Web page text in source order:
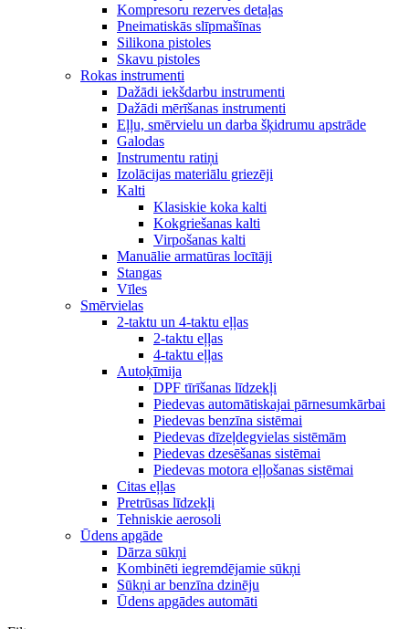
Kompresoru rezerves detaļas
Pneimatiskās slīpmašīnas
Silikona pistoles
Skavu pistoles
Rokas instrumenti
Dažādi iekšdarbu instrumenti
Dažādi mērīšanas instrumenti
Eļļu, smērvielu un darba šķidrumu apstrāde
Galodas
Instrumentu ratiņi
Izolācijas materiālu griezēji
Kalti
Klasiskie koka kalti
Kokgriešanas kalti
Virpošanas kalti
Manuālie armatūras locītāji
Stangas
Vīles
Smērvielas
2-taktu un 4-taktu eļļas
2-taktu eļļas
4-taktu eļļas
Autoķīmija
DPF tīrīšanas līdzekļi
Piedevas automātiskajai pārnesumkārbai
Piedevas benzīna sistēmai
Piedevas dīzeļdegvielas sistēmām
Piedevas dzesēšanas sistēmai
Piedevas motora eļļošanas sistēmai
Citas eļļas
Pretrūsas līdzekļi
Tehniskie aerosoli
Ūdens apgāde
Dārza sūkņi
Kombinēti iegremdējamie sūkņi
Sūkņi ar benzīna dzinēju
Ūdens apgādes automāti